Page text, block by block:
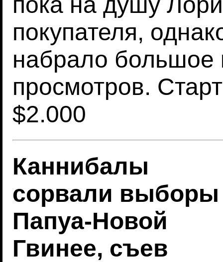
покупателя,
набрало большое
просмотров.
$2.000
Каннибалы
сорвали
Папуа-Новой
Гвинее, съев